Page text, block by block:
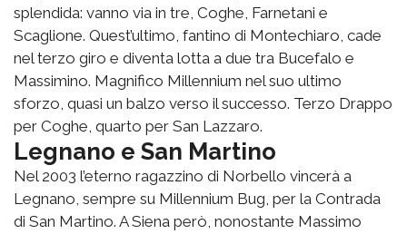
splendida: vanno via in tre, Coghe, Farnetani e
Scaglione. Quest’ultimo, fantino di Montechiaro, cade
nel terzo giro e diventa lotta a due tra Bucefalo e
Massimino. Magnifico Millennium nel suo ultimo
sforzo, quasi un balzo verso il successo. Terzo Drappo
per Coghe, quarto per San Lazzaro.
Legnano e San Martino
Nel 2003 l’eterno ragazzino di Norbello vincerà a
Legnano, sempre su Millennium Bug, per la Contrada
di San Martino. A Siena però, nonostante Massimo